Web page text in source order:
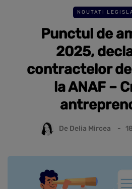
NOUTATI
Punctul de
2025,
contractelor
la ANAF –
De Delia Mircea